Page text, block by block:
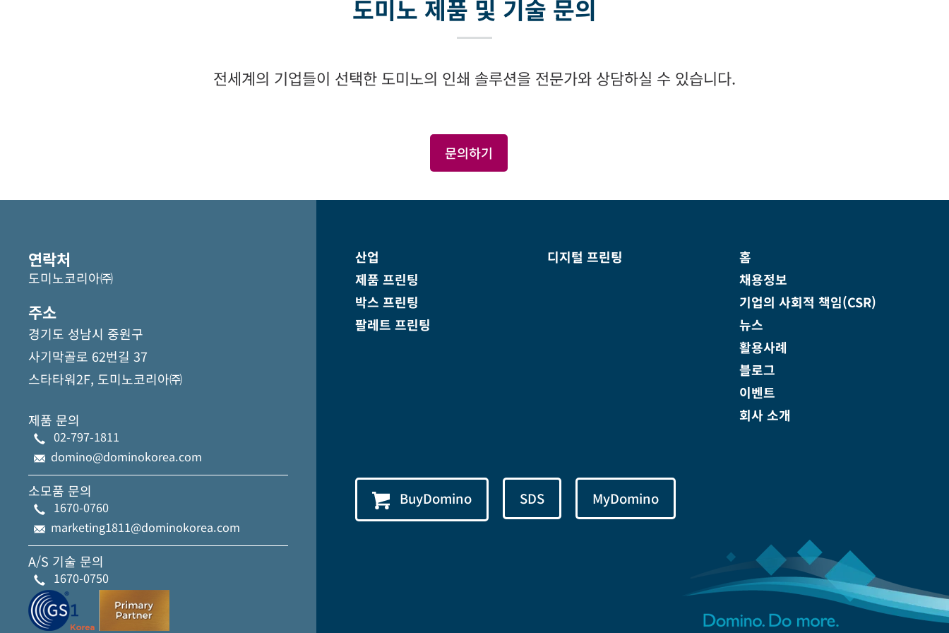
도미노 제품 및 기술 문의
전세계의 기업들이 선택한 도미노의 인쇄 솔루션을 전문가와 상담하실 수 있습니다.
문의하기
연락처
도미노코리아㈜
주소
경기도 성남시 중원구
사기막골로 62번길 37
스타타워2F, 도미노코리아㈜
제품 문의
02-797-1811
domino@dominokorea.com
소모품 문의
1670-0760
marketing1811@dominokorea.com
A/S 기술 문의
1670-0750
산업
제품 프린팅
박스 프린팅
팔레트 프린팅
디지털 프린팅
홈
채용정보
기업의 사회적 책임(CSR)
뉴스
활용사례
블로그
이벤트
회사 소개
BuyDomino SDS MyDomino